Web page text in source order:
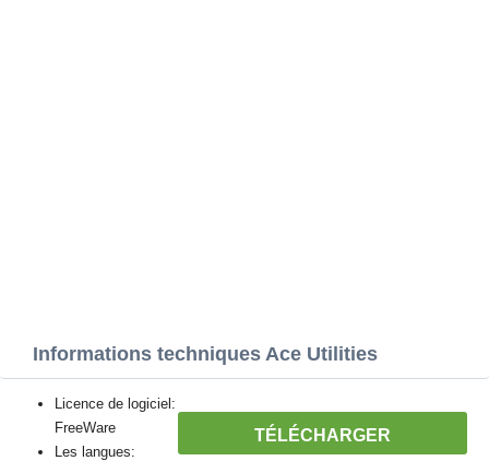
Informations techniques Ace Utilities
TÉLÉCHARGER
Licence de logiciel:
FreeWare
Les langues: